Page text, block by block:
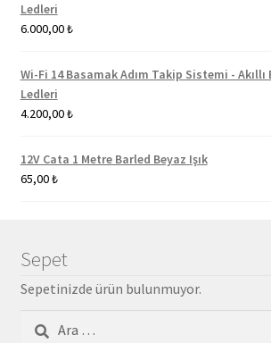
Ledleri
6.000,00₺
Wi-Fi 14 Basamak Adım Takip Sistemi - Akıllı
Ledleri
4.200,00₺
12V Cata 1 Metre Barled Beyaz Işık
65,00₺
Sepet
Sepetinizde ürün bulunmuyor.
Arama: